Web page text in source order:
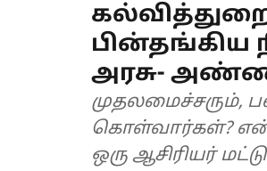
பின்தங்கிய
அரசு-
முதலமைச்சரும்,
கொள்வார்கள்?
ஒரு ஆசிரியர்